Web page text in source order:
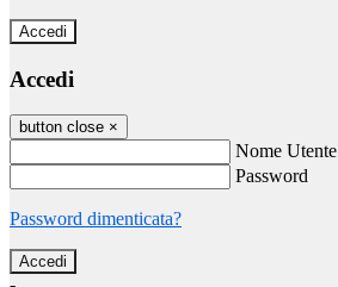
Accedi
Accedi
button close ×
Nome Utente
Password
Password dimenticata?